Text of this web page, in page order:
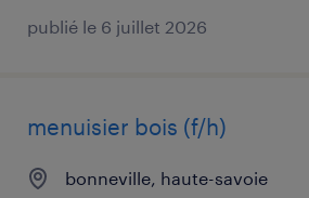
publié le 6 juillet 2026
menuisier bois (f/h)
bonneville, haute-savoie